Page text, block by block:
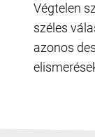
Végtelen
széles
azonos